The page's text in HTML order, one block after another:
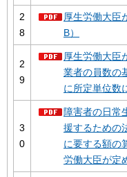
2
8
厚生労働大臣
B）
2
9
厚生労働大臣
業者の員数の
に所定単位数
3
0
障害者の日常
援するための
に要する額の
労働大臣が定